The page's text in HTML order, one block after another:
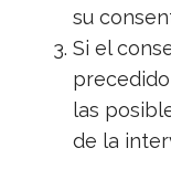
su
Si el
las
de la